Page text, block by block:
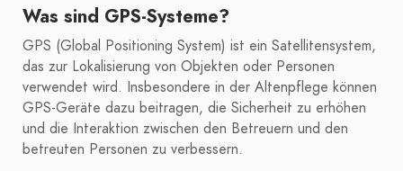
Was sind GPS-Systeme?
GPS (Global Positioning System) ist ein Satellitensystem,
das zur Lokalisierung von Objekten oder Personen
verwendet wird. Insbesondere in der Altenpflege können
GPS-Geräte dazu beitragen, die Sicherheit zu erhöhen
und die Interaktion zwischen den Betreuern und den
betreuten Personen zu verbessern.